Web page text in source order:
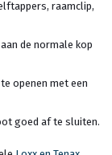
raamclip,
de normale kop
openen met een
goed af te sluiten.